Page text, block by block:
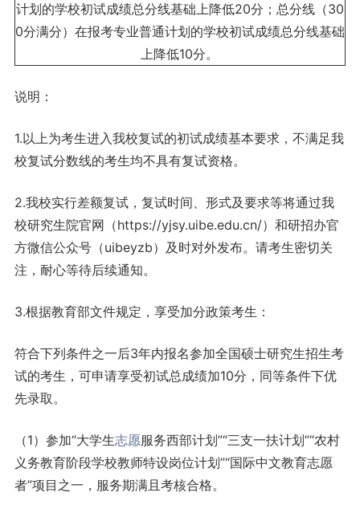
计划的学校初试成绩总分线基础上降低20分；总分线（30
0分满分）在报考专业普通计划的学校初试成绩总分线基础
上降低10分。
说明：
1.以上为考生进入我校复试的初试成绩基本要求，不满足我
校复试分数线的考生均不具有复试资格。
2.我校实行差额复试，复试时间、形式及要求等将通过我
校研究生院官网（https://yjsy.uibe.edu.cn/）和研招办官
方微信公众号（uibeyzb）及时对外发布。请考生密切关
注，耐心等待后续通知。
3.根据教育部文件规定，享受加分政策考生：
符合下列条件之一后3年内报名参加全国硕士研究生招生考
试的考生，可申请享受初试总成绩加10分，同等条件下优
先录取。
（1）参加“大学生志愿服务西部计划”“三支一扶计划”“农村
义务教育阶段学校教师特设岗位计划”“国际中文教育志愿
者”项目之一，服务期满且考核合格。